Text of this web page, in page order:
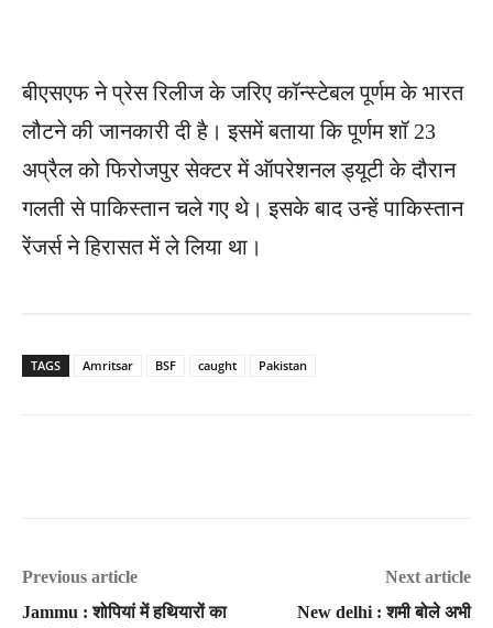
बीएसएफ ने प्रेस रिलीज के जरिए कॉन्स्टेबल पूर्णम के भारत
लौटने की जानकारी दी है। इसमें बताया कि पूर्णम शॉ 23
अप्रैल को फिरोजपुर सेक्टर में ऑपरेशनल ड्यूटी के दौरान
गलती से पाकिस्तान चले गए थे। इसके बाद उन्हें पाकिस्तान
रेंजर्स ने हिरासत में ले लिया था।
TAGS Amritsar BSF caught Pakistan
Previous article
Jammu : शोपियां में हथियारों का
Next article
New delhi : शमी बोले अभी